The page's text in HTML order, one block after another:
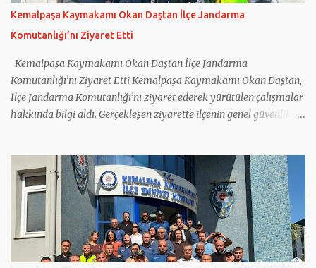
Harmony App adlı mobil uygulama da geliştirildi. Projenin
internet sitesinin hazırlanması ve güncel tutulması görevini
üstlenen Kemalpaşa Ferzent Bulum Anadolu Lisesi, proje
sonuçlarını ilçede düzenlenen tanıtım toplantısında paylaştı.
Okulun projedeki çalışmaları, ö...
Kemalpaşa Kaymakamı Okan Daştan İlçe Jandarma
Komutanlığı’nı Ziyaret Etti
Kemalpaşa Kaymakamı Okan Daştan İlçe Jandarma
Komutanlığı’nı Ziyaret Etti Kemalpaşa Kaymakamı Okan Daştan,
İlçe Jandarma Komutanlığı’nı ziyaret ederek yürütülen çalışmalar
hakkında bilgi aldı. Gerçekleşen ziyarette ilçenin genel güvenlik
Mehmet Önder Ortoğlu, İlçe Jandarma Komutanlığı’nın
faaliyetleri hakkında Kaymakam Daştan’a bilgi verdi. Jandarma
personeliyle de bir araya gelen Kaymakam Okan Daştan,
vatandaşların huzur ve güvenliği için gece gündüz fedakârca
görev yapan tüm personele teşekkür ederek çalışmalarında
başarılar diledi.